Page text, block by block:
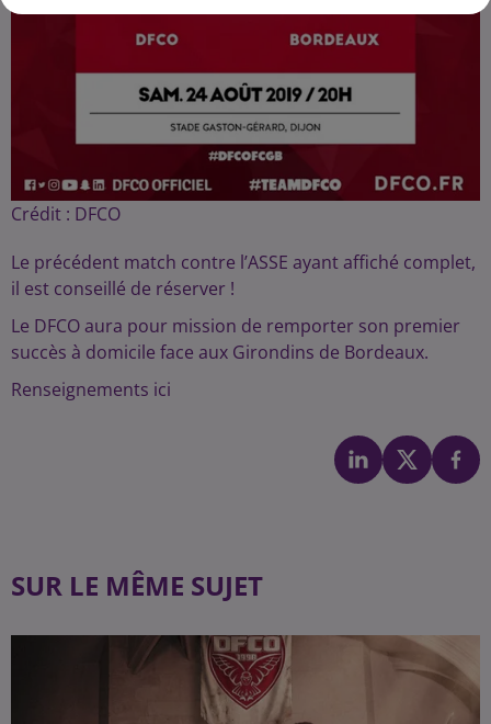
Crédit : DFCO
Le précédent match contre l’ASSE ayant affiché complet,
il est conseillé de réserver !
Le DFCO aura pour mission de remporter son premier
succès à domicile face aux Girondins de Bordeaux.
Renseignements ici
SUR LE MÊME SUJET